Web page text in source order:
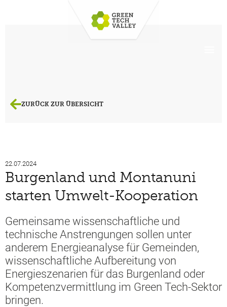
ZURÜCK ZUR ÜBERSICHT
22.07.2024
Burgenland und Montanuni
starten Umwelt-Kooperation
Gemeinsame wissenschaftliche und
technische Anstrengungen sollen unter
anderem Energieanalyse für Gemeinden,
wissenschaftliche Aufbereitung von
Energieszenarien für das Burgenland oder
Kompetenzvermittlung im Green Tech-Sektor
bringen.